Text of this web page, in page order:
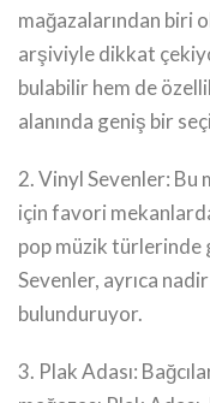
mağazalarından biri
arşiviyle dikkat
bulabilir hem de
alanında geniş bir
2. Vinyl Sevenler: Bu
için favori
pop müzik türlerinde
Sevenler, ayrıca
bulunduruyor.
3. Plak Adası: